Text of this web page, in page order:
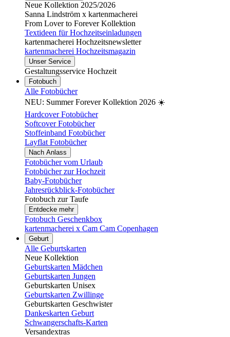
Neue Kollektion 2025/2026
Sanna Lindström x kartenmacherei
From Lover to Forever Kollektion
Textideen für Hochzeitseinladungen
kartenmacherei Hochzeitsnewsletter
kartenmacherei Hochzeitsmagazin
Unser Service
Gestaltungsservice Hochzeit
Fotobuch
Alle Fotobücher
NEU: Summer Forever Kollektion 2026 ☀️
Hardcover Fotobücher
Softcover Fotobücher
Stoffeinband Fotobücher
Layflat Fotobücher
Nach Anlass
Fotobücher vom Urlaub
Fotobücher zur Hochzeit
Baby-Fotobücher
Jahresrückblick-Fotobücher
Fotobuch zur Taufe
Entdecke mehr
Fotobuch Geschenkbox
kartenmacherei x Cam Cam Copenhagen
Geburt
Alle Geburtskarten
Neue Kollektion
Geburtskarten Mädchen
Geburtskarten Jungen
Geburtskarten Unisex
Geburtskarten Zwillinge
Geburtskarten Geschwister
Dankeskarten Geburt
Schwangerschafts-Karten
Versandextras